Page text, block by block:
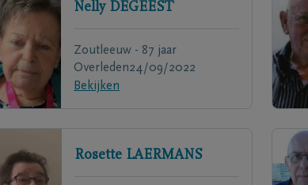
Nelly DEGEEST
Zoutleeuw - 87 jaar
Overleden24/09/2022
Bekijken
Rosette LAERMANS